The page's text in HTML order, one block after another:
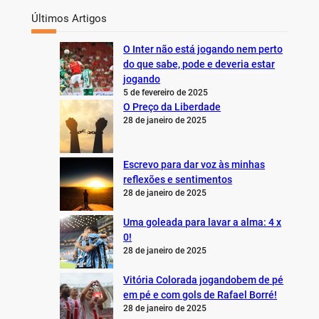
Últimos Artigos
O Inter não está jogando nem perto
do que sabe, pode e deveria estar
jogando
5 de fevereiro de 2025
O Preço da Liberdade
28 de janeiro de 2025
Escrevo para dar voz às minhas
reflexões e sentimentos
28 de janeiro de 2025
Uma goleada para lavar a alma: 4 x
0!
28 de janeiro de 2025
Vitória Colorada jogandobem de pé
em pé e com gols de Rafael Borré!
28 de janeiro de 2025